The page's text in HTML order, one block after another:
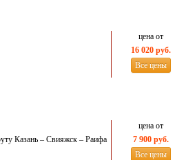
цена от
16 020 руб.
Все цены
Казань – Свияжск – Раифа
цена от
7 900 руб.
Все цены